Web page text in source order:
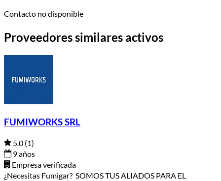
Contacto no disponible
Proveedores similares activos
FUMIWORKS SRL
5.0 (1)
9 años
Empresa verificada
¿Necesitas Fumigar? SOMOS TUS ALIADOS PARA EL